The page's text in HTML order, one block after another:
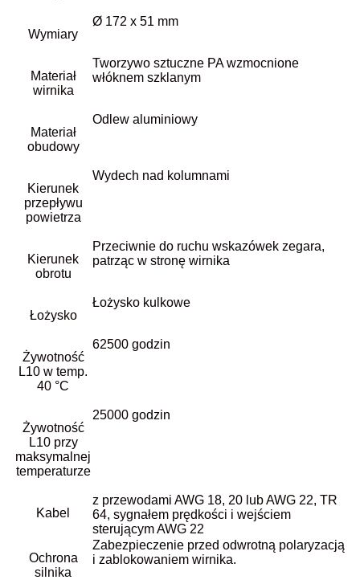
Wymiary
Ø 172 x 51 mm
Materiał
wirnika
Tworzywo sztuczne PA wzmocnione
włóknem szklanym
Materiał
obudowy
Odlew aluminiowy
Kierunek
przepływu
powietrza
Wydech nad kolumnami
Kierunek
obrotu
Przeciwnie do ruchu wskazówek zegara,
patrząc w stronę wirnika
Łożysko
Łożysko kulkowe
Żywotność
L10 w temp.
40 °C
62500 godzin
Żywotność
L10 przy
maksymalnej
temperaturze
25000 godzin
Kabel
z przewodami AWG 18, 20 lub AWG 22, TR
64, sygnałem prędkości i wejściem
sterującym AWG 22
Ochrona
silnika
Zabezpieczenie przed odwrotną polaryzacją
i zablokowaniem wirnika.